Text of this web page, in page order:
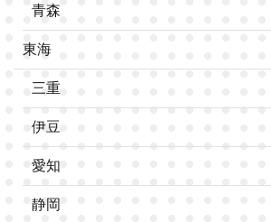
青森
東海
三重
伊豆
愛知
静岡